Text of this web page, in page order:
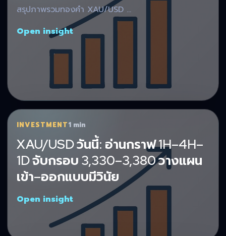
สรุปภาพรวมทองคำ XAU/USD …
Open insight
INVESTMENT1 min
XAU/USD วันนี้: อ่านกราฟ 1H–4H–
1D จับกรอบ 3,330–3,380 วางแผน
เข้า–ออกแบบมีวินัย
Open insight